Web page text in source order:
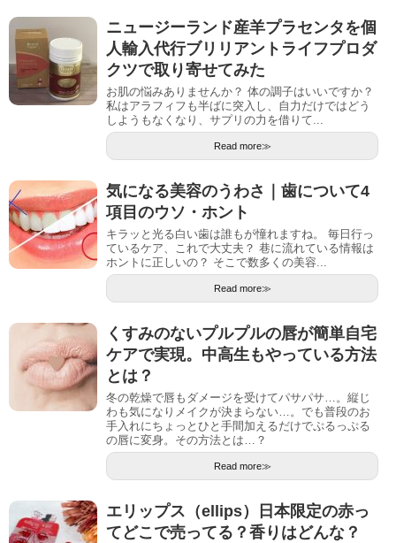
ニュージーランド産羊プラセンタを個
人輸入代行ブリリアントライフプロダ
クツで取り寄せてみた
お肌の悩みありませんか？ 体の調子はいいですか？
私はアラフィフも半ばに突入し、自力だけではどう
しようもなくなり、サプリの力を借りて...
Read more≫
気になる美容のうわさ｜歯について4
項目のウソ・ホント
キラッと光る白い歯は誰もが憧れますね。 毎日行っ
ているケア、これで大丈夫？ 巷に流れている情報は
ホントに正しいの？ そこで数多くの美容...
Read more≫
くすみのないプルプルの唇が簡単自宅
ケアで実現。中高生もやっている方法
とは？
冬の乾燥で唇もダメージを受けてパサパサ…。縦じ
わも気になりメイクが決まらない…。でも普段のお
手入れにちょっとひと手間加えるだけでぷるっぷる
の唇に変身。その方法とは…？
Read more≫
エリップス（ellips）日本限定の赤っ
てどこで売ってる？香りはどんな？